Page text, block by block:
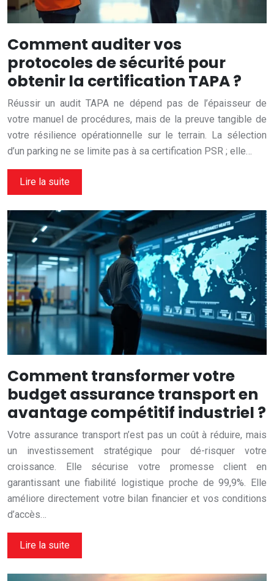
Comment auditer vos
protocoles de sécurité pour
obtenir la certification TAPA ?
Réussir un audit TAPA ne dépend pas de l’épaisseur de
votre manuel de procédures, mais de la preuve tangible de
votre résilience opérationnelle sur le terrain. La sélection
d’un parking ne se limite pas à sa certification PSR ; elle…
Lire la suite
Comment transformer votre
budget assurance transport en
avantage compétitif industriel ?
Votre assurance transport n’est pas un coût à réduire, mais
un investissement stratégique pour dé-risquer votre
croissance. Elle sécurise votre promesse client en
garantissant une fiabilité logistique proche de 99,9%. Elle
améliore directement votre bilan financier et vos conditions
d’accès…
Lire la suite